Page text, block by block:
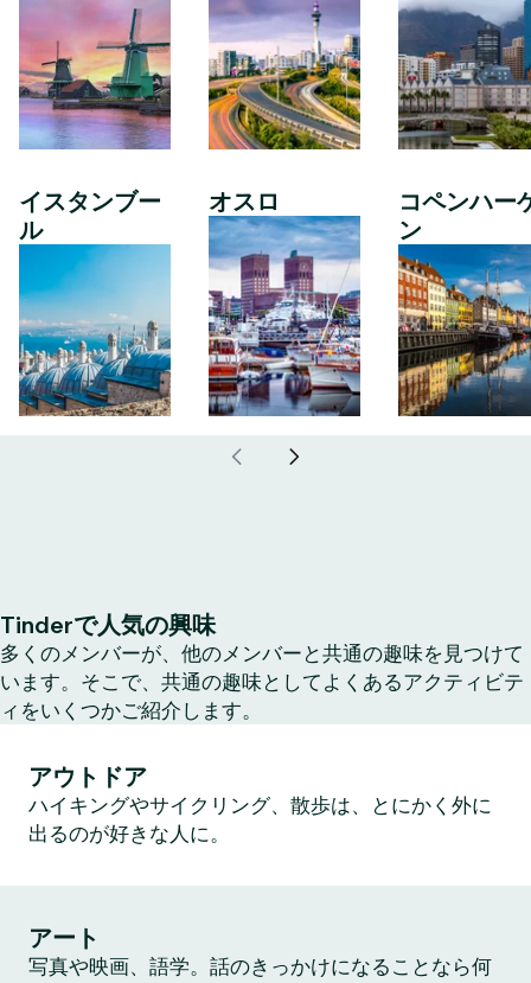
イスタンブー
ル
オスロ
コペンハー
ン
Tinderで人気の興味
多くのメンバーが、他のメンバーと共通の趣味を見つけて
います。そこで、共通の趣味としてよくあるアクティビテ
ィをいくつかご紹介します。
アウトドア
ハイキングやサイクリング、散歩は、とにかく外に
出るのが好きな人に。
アート
写真や映画、語学。話のきっかけになることなら何